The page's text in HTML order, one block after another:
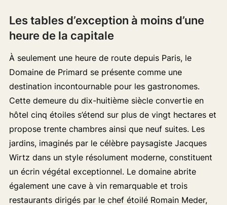
Les tables d’exception à moins d’une
heure de la capitale
À seulement une heure de route depuis Paris, le
Domaine de Primard se présente comme une
destination incontournable pour les gastronomes.
Cette demeure du dix-huitième siècle convertie en
hôtel cinq étoiles s’étend sur plus de vingt hectares et
propose trente chambres ainsi que neuf suites. Les
jardins, imaginés par le célèbre paysagiste Jacques
Wirtz dans un style résolument moderne, constituent
un écrin végétal exceptionnel. Le domaine abrite
également une cave à vin remarquable et trois
restaurants dirigés par le chef étoilé Romain Meder,